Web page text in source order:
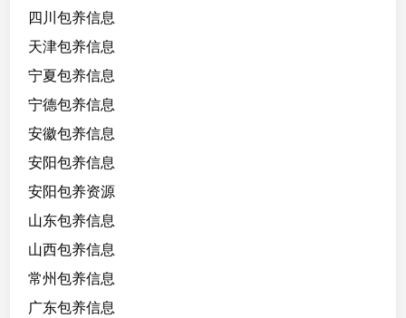
四川包养信息
天津包养信息
宁夏包养信息
宁德包养信息
安徽包养信息
安阳包养信息
安阳包养资源
山东包养信息
山西包养信息
常州包养信息
广东包养信息